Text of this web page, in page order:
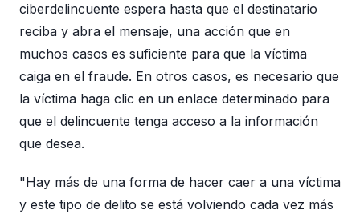
ciberdelincuente espera hasta que el destinatario
reciba y abra el mensaje, una acción que en
muchos casos es suficiente para que la víctima
caiga en el fraude. En otros casos, es necesario que
la víctima haga clic en un enlace determinado para
que el delincuente tenga acceso a la información
que desea.
"Hay más de una forma de hacer caer a una víctima
y este tipo de delito se está volviendo cada vez más